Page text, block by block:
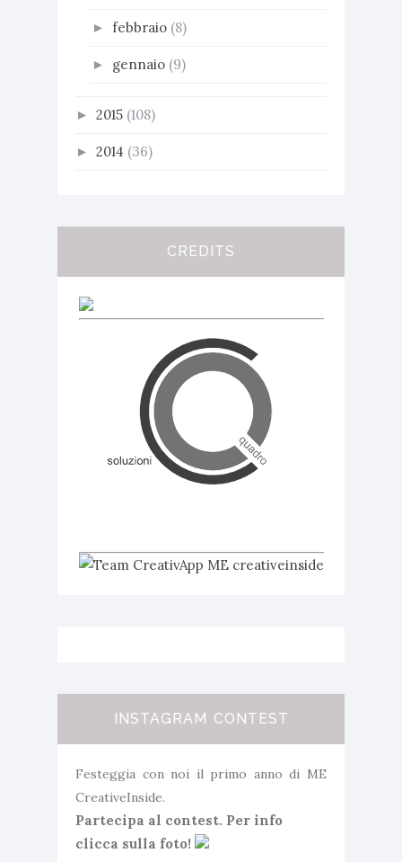
► febbraio (8)
► gennaio (9)
► 2015 (108)
► 2014 (36)
CREDITS
INSTAGRAM CONTEST
Festeggia con noi il primo anno di ME
CreativeInside.
Partecipa al contest. Per info
clicca sulla foto!